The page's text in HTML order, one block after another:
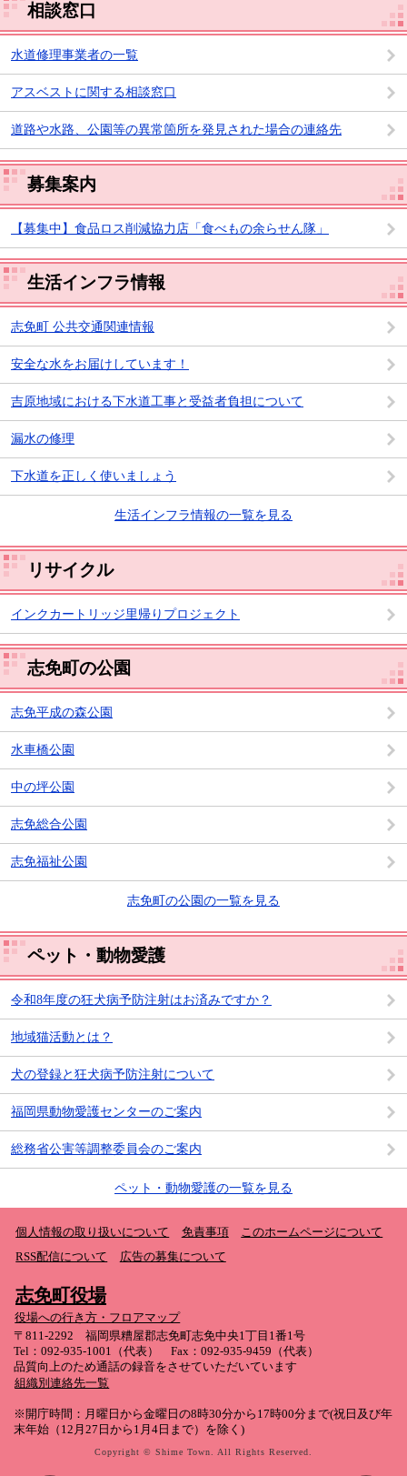
相談窓口
水道修理事業者の一覧
アスベストに関する相談窓口
道路や水路、公園等の異常箇所を発見された場合の連絡先
募集案内
【募集中】食品ロス削減協力店「食べもの余らせん隊」
生活インフラ情報
志免町 公共交通関連情報
安全な水をお届けしています！
吉原地域における下水道工事と受益者負担について
漏水の修理
下水道を正しく使いましょう
生活インフラ情報の一覧を見る
リサイクル
インクカートリッジ里帰りプロジェクト
志免町の公園
志免平成の森公園
水車橋公園
中の坪公園
志免総合公園
志免福祉公園
志免町の公園の一覧を見る
ペット・動物愛護
令和8年度の狂犬病予防注射はお済みですか？
地域猫活動とは？
犬の登録と狂犬病予防注射について
福岡県動物愛護センターのご案内
総務省公害等調整委員会のご案内
ペット・動物愛護の一覧を見る
個人情報の取り扱いについて 免責事項
このホームページについて
RSS配信について
広告の募集について
志免町役場
役場への行き方・フロアマップ
〒811-2292 福岡県糟屋郡志免町志免中央1丁目1番1号
Tel：092-935-1001（代表） Fax：092-935-9459（代表）
品質向上のため通話の録音をさせていただいています
組織別連絡先一覧
※開庁時間：月曜日から金曜日の8時30分から17時00分まで(祝日及び年
末年始（12月27日から1月4日まで）を除く)
Copyright © Shime Town. All Rights Reserved.